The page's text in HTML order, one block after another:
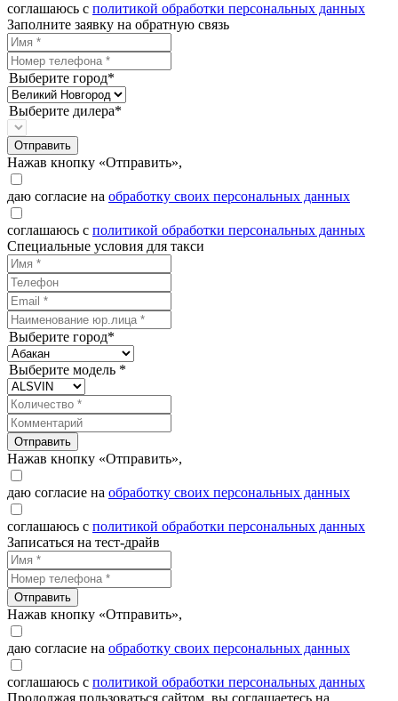
соглашаюсь с политикой обработки персональных данных
Заполните заявку на обратную связь
Выберите город*
Выберите дилера*
Отправить
Нажав кнопку «Отправить»,
даю согласие на обработку своих персональных данных
соглашаюсь с политикой обработки персональных данных
Специальные условия для такси
Выберите город*
Выберите модель *
Отправить
Нажав кнопку «Отправить»,
даю согласие на обработку своих персональных данных
соглашаюсь с политикой обработки персональных данных
Записаться на тест-драйв
Отправить
Нажав кнопку «Отправить»,
даю согласие на обработку своих персональных данных
соглашаюсь с политикой обработки персональных данных